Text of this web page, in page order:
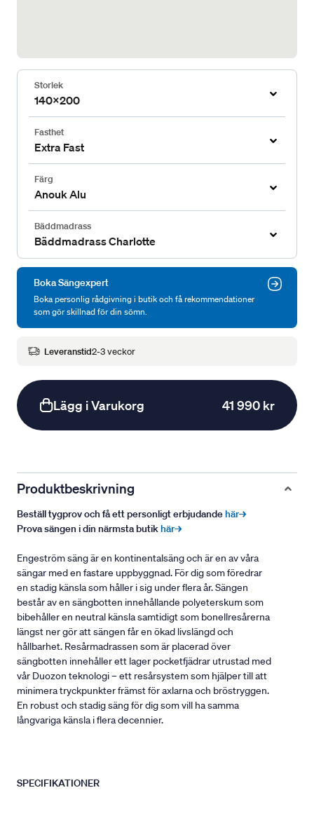
Storlek
140x200
Fasthet
Extra Fast
Färg
Anouk Alu
Bäddmadrass
Bäddmadrass Charlotte
Boka Sängexpert
Boka personlig rådgivning i butik och få rekommendationer
som gör skillnad för din sömn.
Leveranstid2-3 veckor
Lägg i Varukorg 41 990 kr
Produktbeskrivning
Beställ tygprov och få ett personligt erbjudandehär→
Prova sängen i din närmsta butikhär→
Engeström säng är en kontinentalsäng och är en av våra
sängar med en fastare uppbyggnad. För dig som föredrar
en stadig känsla som håller i sig under flera år. Sängen
består av en sängbotten innehållande polyeterskum som
bibehåller en neutral känsla samtidigt som bonellresårerna
längst ner gör att sängen får en ökad livslängd och
hållbarhet. Resårmadrassen som är placerad över
sängbotten innehåller ett lager pocketfjädrar utrustad med
vår Duozon teknologi – ett resårsystem som hjälper till att
minimera tryckpunkter främst för axlarna och bröstryggen.
En robust och stadig säng för dig som vill ha samma
långvariga känsla i flera decennier.
SPECIFIKATIONER